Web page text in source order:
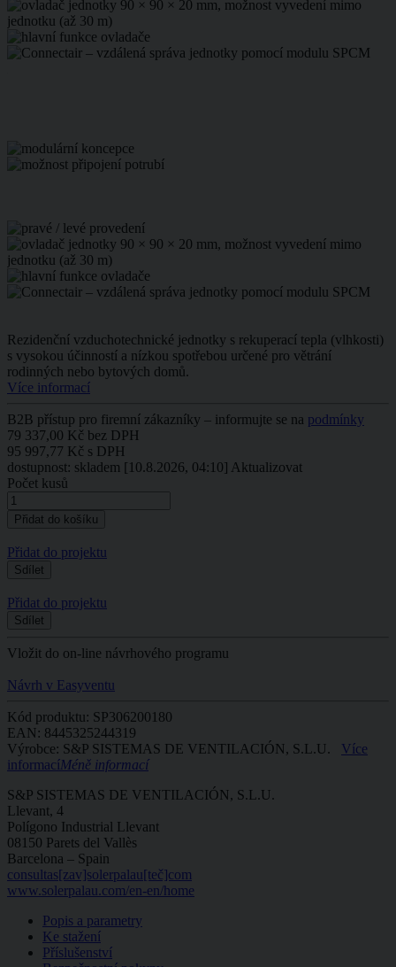
Rezidenční vzduchotechnické jednotky s rekuperací tepla (vlhkosti)
s vysokou účinností a nízkou spotřebou určené pro větrání
rodinných nebo bytových domů.
Více informací
B2B přístup pro firemní zákazníky – informujte se na podmínky
79 337,00 Kč bez DPH
95 997,77 Kč s DPH
dostupnost: skladem [10.8.2026, 04:10] Aktualizovat
Počet kusů
Přidat do projektu
Sdílet
Přidat do projektu
Sdílet
Vložit do on-line návrhového programu
Návrh v Easyventu
Kód produktu: SP306200180
EAN: 8445325244319
Výrobce: S&P SISTEMAS DE VENTILACIÓN, S.L.U. Více
informacíMéně informací
S&P SISTEMAS DE VENTILACIÓN, S.L.U.
Llevant, 4
Polígono Industrial Llevant
08150 Parets del Vallès
Barcelona – Spain
consultas[zav]solerpalau[teč]com
www.solerpalau.com/en-en/home
Popis a parametry
Ke stažení
Příslušenství